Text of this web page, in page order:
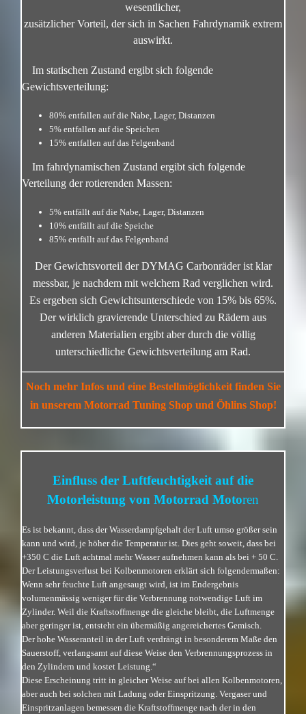
wesentlicher,
zusätzlicher Vorteil, der sich in Sachen Fahrdynamik extrem
auswirkt.
Im statischen Zustand ergibt sich folgende
Gewichtsverteilung:
80% entfallen auf die Nabe, Lager, Distanzen
5% entfallen auf die Speichen
15% entfallen auf das Felgenband
Im fahrdynamischen Zustand ergibt sich folgende
Verteilung der rotierenden Massen:
5% entfällt auf die Nabe, Lager, Distanzen
10% entfällt auf die Speiche
85% entfällt auf das Felgenband
Der Gewichtsvorteil der DYMAG Carbonräder ist klar
messbar, je nachdem mit welchem Rad verglichen wird.
Es ergeben sich Gewichtsunterschiede von 15% bis 65%.
Der wirklich gravierende Unterschied zu Rädern aus
anderen Materialien ergibt aber durch die völlig
unterschiedliche Gewichtsverteilung am Rad.
Noch mehr Infos und eine Bestellmöglichkeit finden Sie
in unserem Motorrad Tuning Shop und Öhlins Shop!
Einfluss der Luftfeuchtigkeit auf die
Motorleistung von Motorrad Motoren
Es ist bekannt, dass der Wasserdampfgehalt der Luft umso größer sein
kann und wird, je höher die Temperatur ist. Dies geht soweit, dass bei
+350 C die Luft achtmal mehr Wasser aufnehmen kann als bei + 50 C.
Der Leistungsverlust bei Kolbenmotoren erklärt sich folgendermaßen:
Wenn sehr feuchte Luft angesaugt wird, ist im Endergebnis
volumenmässig weniger für die Verbrennung notwendige Luft im
Zylinder. Weil die Kraftstoffmenge die gleiche bleibt, die Luftmenge
aber geringer ist, entsteht ein übermäßig angereichertes Gemisch.
Der hohe Wasseranteil in der Luft verdrängt in besonderem Maße den
Sauerstoff, verlangsamt auf diese Weise den Verbrennungsprozess in
den Zylindern und kostet Leistung.“
Diese Erscheinung tritt in gleicher Weise auf bei allen Kolbenmotoren,
aber auch bei solchen mit Ladung oder Einspritzung. Vergaser und
Einspritzanlagen bemessen die Kraftstoffmenge nach der in den